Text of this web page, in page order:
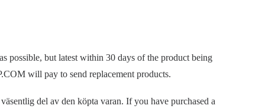
possible, but latest within 30 days of the product being
will pay to send replacement products.
del av den köpta varan. If you have purchased a